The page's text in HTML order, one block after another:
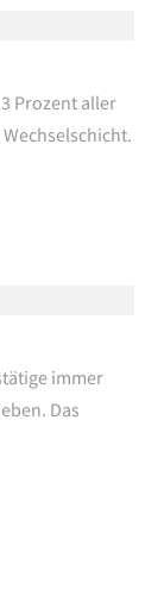
Prozent aller
immer
Das